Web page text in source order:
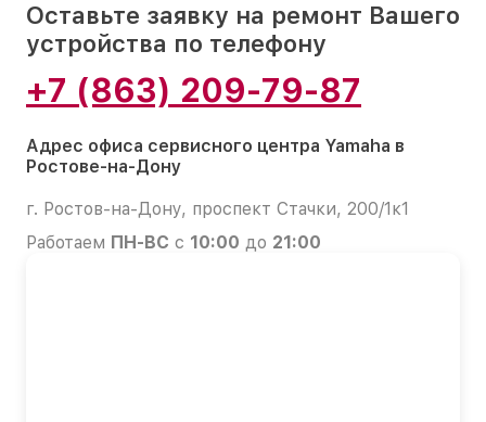
Оставьте заявку на ремонт Вашего
устройства по телефону
+7 (863) 209-79-87
Адрес офиса сервисного центра Yamaha в
Ростове-на-Дону
г. Ростов-на-Дону, проспект Стачки, 200/1к1
Работаем ПН-ВС с 10:00 до 21:00